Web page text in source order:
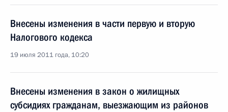
Внесены изменения в части первую и вторую
Налогового кодекса
19 июля 2011 года, 10:20
Внесены изменения в закон о жилищных
субсидиях гражданам, выезжающим из районов